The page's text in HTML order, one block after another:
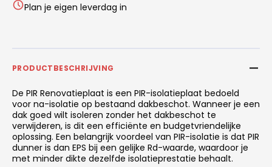
Plan je eigen leverdag in
PRODUCTBESCHRIJVING
De PIR Renovatieplaat is een PIR-isolatieplaat bedoeld
voor na-isolatie op bestaand dakbeschot. Wanneer je een
dak goed wilt isoleren zonder het dakbeschot te
verwijderen, is dit een efficiënte en budgetvriendelijke
oplossing. Een belangrijk voordeel van PIR-isolatie is dat PIR
dunner is dan EPS bij een gelijke Rd-waarde, waardoor je
met minder dikte dezelfde isolatieprestatie behaalt.